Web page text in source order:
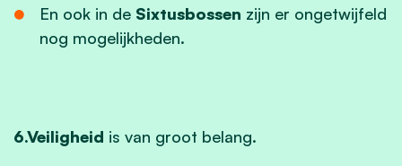
En ook in de Sixtusbossen zijn er ongetwijfeld
nog mogelijkheden.
6.Veiligheid is van groot belang.